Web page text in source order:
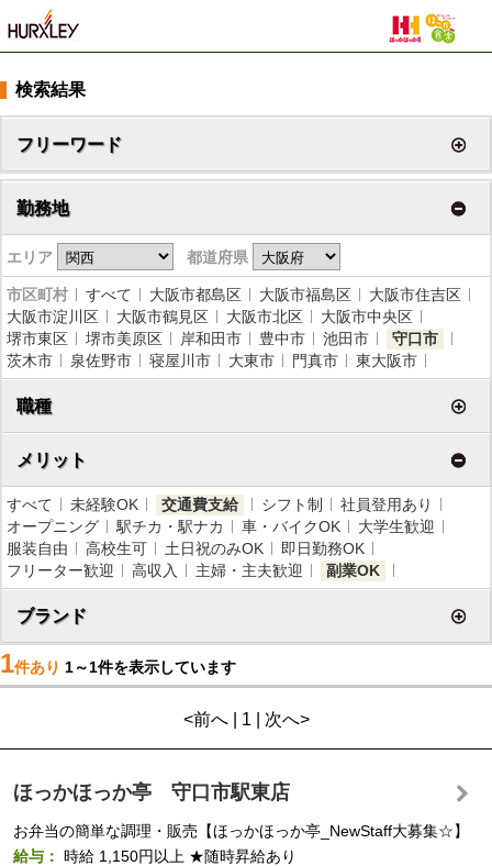
検索結果
フリーワード
勤務地
エリア 都道府県
市区町村 すべて 大阪市都島区 大阪市福島区
大阪市住吉区
大阪市淀川区
大阪市鶴見区 大阪市北区
大阪市中央区
堺市東区
堺市美原区 岸和田市 豊中市 池田市
守口市
茨木市
泉佐野市 寝屋川市 大東市 門真市 東大阪市
職種
メリット
すべて 未経験OK 交通費支給 シフト制
社員登用あり
オープニング
駅チカ・駅ナカ 車・バイクOK
大学生歓迎
服装自由
高校生可 土日祝のみOK
即日勤務OK
フリーター歓迎
高収入 主婦・主夫歓迎 副業OK
ブランド
1件あり 1～1件を表示しています
<前へ | 1 | 次へ>
ほっかほっか亭 守口市駅東店
お弁当の簡単な調理・販売【ほっかほっか亭_NewStaff大募集☆】
給与： 時給 1,150円以上 ★随時昇給あり